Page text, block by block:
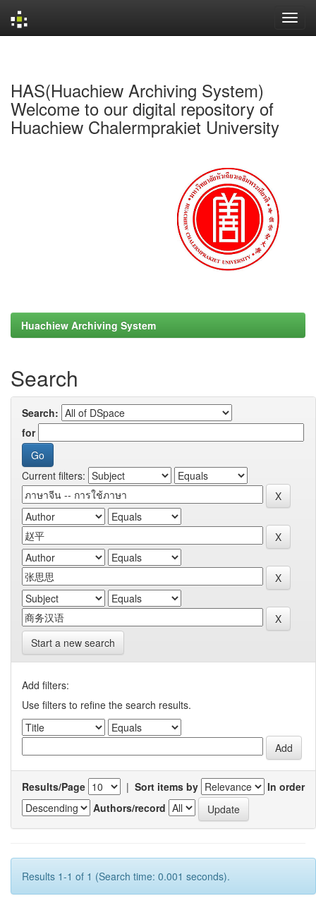
HAS(Huachiew Archiving System)
Welcome to our digital repository of
Huachiew Chalermprakiet University
Huachiew Archiving System
Search
Search:
for
Current filters:
Start a new search
Add filters:
Use filters to refine the search results.
Results/Page | Sort items by
In order
Authors/record
Results 1-1 of 1 (Search time: 0.001 seconds).